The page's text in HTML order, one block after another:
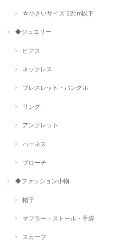
☆小さいサイズ 22cm以下
◆ジュエリー
ピアス
ネックレス
ブレスレット・バングル
リング
アンクレット
ハーネス
ブローチ
◆ファッション小物
帽子
マフラー・ストール・手袋
スカーフ